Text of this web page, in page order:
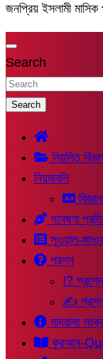
জনপ্রিয় ইসলামী মাসিক
Search
Search
নিয়মিত
নিয়মাবলি
গবেষণা
সুওয়াল-
প্রশ্ন
⁉
✍
মাদরাসা
কুরআন-